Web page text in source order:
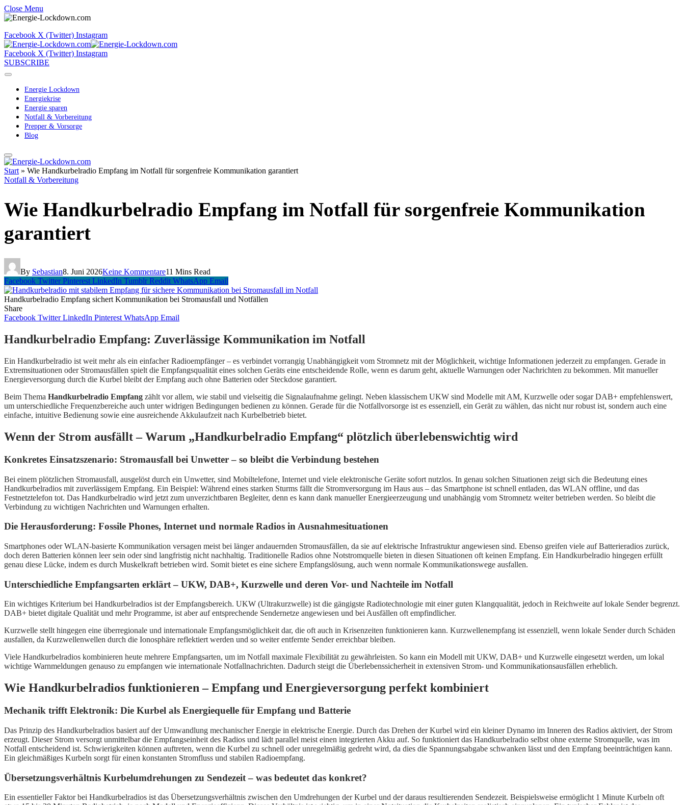
Close Menu
Facebook X (Twitter) Instagram
Facebook X (Twitter) Instagram
SUBSCRIBE
Energie Lockdown
Energiekrise
Energie sparen
Notfall & Vorbereitung
Prepper & Vorsorge
Blog
Start » Wie Handkurbelradio Empfang im Notfall für sorgenfreie Kommunikation garantiert
Notfall & Vorbereitung
Wie Handkurbelradio Empfang im Notfall für sorgenfreie Kommunikation
garantiert
By Sebastian8. Juni 2026Keine Kommentare11 Mins Read
Facebook Twitter Pinterest LinkedIn Tumblr Reddit WhatsApp Email
Handkurbelradio Empfang sichert Kommunikation bei Stromausfall und Notfällen
Share
Facebook Twitter LinkedIn Pinterest WhatsApp Email
Handkurbelradio Empfang: Zuverlässige Kommunikation im Notfall
Ein Handkurbelradio ist weit mehr als ein einfacher Radioempfänger – es verbindet vorrangig Unabhängigkeit vom Stromnetz mit der Möglichkeit, wichtige Informationen jederzeit zu empfangen. Gerade in
Extremsituationen oder Stromausfällen spielt die Empfangsqualität eines solchen Geräts eine entscheidende Rolle, wenn es darum geht, aktuelle Warnungen oder Nachrichten zu bekommen. Mit manueller
Energieversorgung durch die Kurbel bleibt der Empfang auch ohne Batterien oder Steckdose garantiert.
Beim Thema Handkurbelradio Empfang zählt vor allem, wie stabil und vielseitig die Signalaufnahme gelingt. Neben klassischem UKW sind Modelle mit AM, Kurzwelle oder sogar DAB+ empfehlenswert,
um unterschiedliche Frequenzbereiche auch unter widrigen Bedingungen bedienen zu können. Gerade für die Notfallvorsorge ist es essenziell, ein Gerät zu wählen, das nicht nur robust ist, sondern auch eine
einfache, intuitive Bedienung sowie eine ausreichende Akkulaufzeit nach Kurbelbetrieb bietet.
Wenn der Strom ausfällt – Warum „Handkurbelradio Empfang“ plötzlich überlebenswichtig wird
Konkretes Einsatzszenario: Stromausfall bei Unwetter – so bleibt die Verbindung bestehen
Bei einem plötzlichen Stromausfall, ausgelöst durch ein Unwetter, sind Mobiltelefone, Internet und viele elektronische Geräte sofort nutzlos. In genau solchen Situationen zeigt sich die Bedeutung eines
Handkurbelradios mit zuverlässigem Empfang. Ein Beispiel: Während eines starken Sturms fällt die Stromversorgung im Haus aus – das Smartphone ist schnell entladen, das WLAN offline, und das
Festnetztelefon tot. Das Handkurbelradio wird jetzt zum unverzichtbaren Begleiter, denn es kann dank manueller Energieerzeugung und unabhängig vom Stromnetz weiter betrieben werden. So bleibt die
Verbindung zu wichtigen Nachrichten und Warnungen erhalten.
Die Herausforderung: Fossile Phones, Internet und normale Radios in Ausnahmesituationen
Smartphones oder WLAN-basierte Kommunikation versagen meist bei länger andauernden Stromausfällen, da sie auf elektrische Infrastruktur angewiesen sind. Ebenso greifen viele auf Batterieradios zurück,
doch deren Batterien können leer sein oder sind langfristig nicht nachhaltig. Traditionelle Radios ohne Notstromquelle bieten in diesen Situationen oft keinen Empfang. Ein Handkurbelradio hingegen erfüllt
genau diese Lücke, indem es durch Muskelkraft betrieben wird. Somit bietet es eine sichere Empfangslösung, auch wenn normale Kommunikationswege ausfallen.
Unterschiedliche Empfangsarten erklärt – UKW, DAB+, Kurzwelle und deren Vor- und Nachteile im Notfall
Ein wichtiges Kriterium bei Handkurbelradios ist der Empfangsbereich. UKW (Ultrakurzwelle) ist die gängigste Radiotechnologie mit einer guten Klangqualität, jedoch in Reichweite auf lokale Sender begrenzt.
DAB+ bietet digitale Qualität und mehr Programme, ist aber auf entsprechende Sendernetze angewiesen und bei Ausfällen oft empfindlicher.
Kurzwelle stellt hingegen eine überregionale und internationale Empfangsmöglichkeit dar, die oft auch in Krisenzeiten funktionieren kann. Kurzwellenempfang ist essenziell, wenn lokale Sender durch Schäden
ausfallen, da Kurzwellenwellen durch die Ionosphäre reflektiert werden und so weiter entfernte Sender erreichbar bleiben.
Viele Handkurbelradios kombinieren heute mehrere Empfangsarten, um im Notfall maximale Flexibilität zu gewährleisten. So kann ein Modell mit UKW, DAB+ und Kurzwelle eingesetzt werden, um lokal
wichtige Warnmeldungen genauso zu empfangen wie internationale Notfallnachrichten. Dadurch steigt die Überlebenssicherheit in extensiven Strom- und Kommunikationsausfällen erheblich.
Wie Handkurbelradios funktionieren – Empfang und Energieversorgung perfekt kombiniert
Mechanik trifft Elektronik: Die Kurbel als Energiequelle für Empfang und Batterie
Das Prinzip des Handkurbelradios basiert auf der Umwandlung mechanischer Energie in elektrische Energie. Durch das Drehen der Kurbel wird ein kleiner Dynamo im Inneren des Radios aktiviert, der Strom
erzeugt. Dieser Strom versorgt unmittelbar die Empfangseinheit des Radios und lädt parallel meist einen integrierten Akku auf. So funktioniert das Handkurbelradio selbst ohne externe Stromquelle, was im
Notfall entscheidend ist. Schwierigkeiten können auftreten, wenn die Kurbel zu schnell oder unregelmäßig gedreht wird, da dies die Spannungsabgabe schwanken lässt und den Empfang beeinträchtigen kann.
Ein gleichmäßiges Kurbeln sorgt für einen konstanten Stromfluss und stabilen Radioempfang.
Übersetzungsverhältnis Kurbelumdrehungen zu Sendezeit – was bedeutet das konkret?
Ein essentieller Faktor bei Handkurbelradios ist das Übersetzungsverhältnis zwischen den Umdrehungen der Kurbel und der daraus resultierenden Sendezeit. Beispielsweise ermöglicht 1 Minute Kurbeln oft